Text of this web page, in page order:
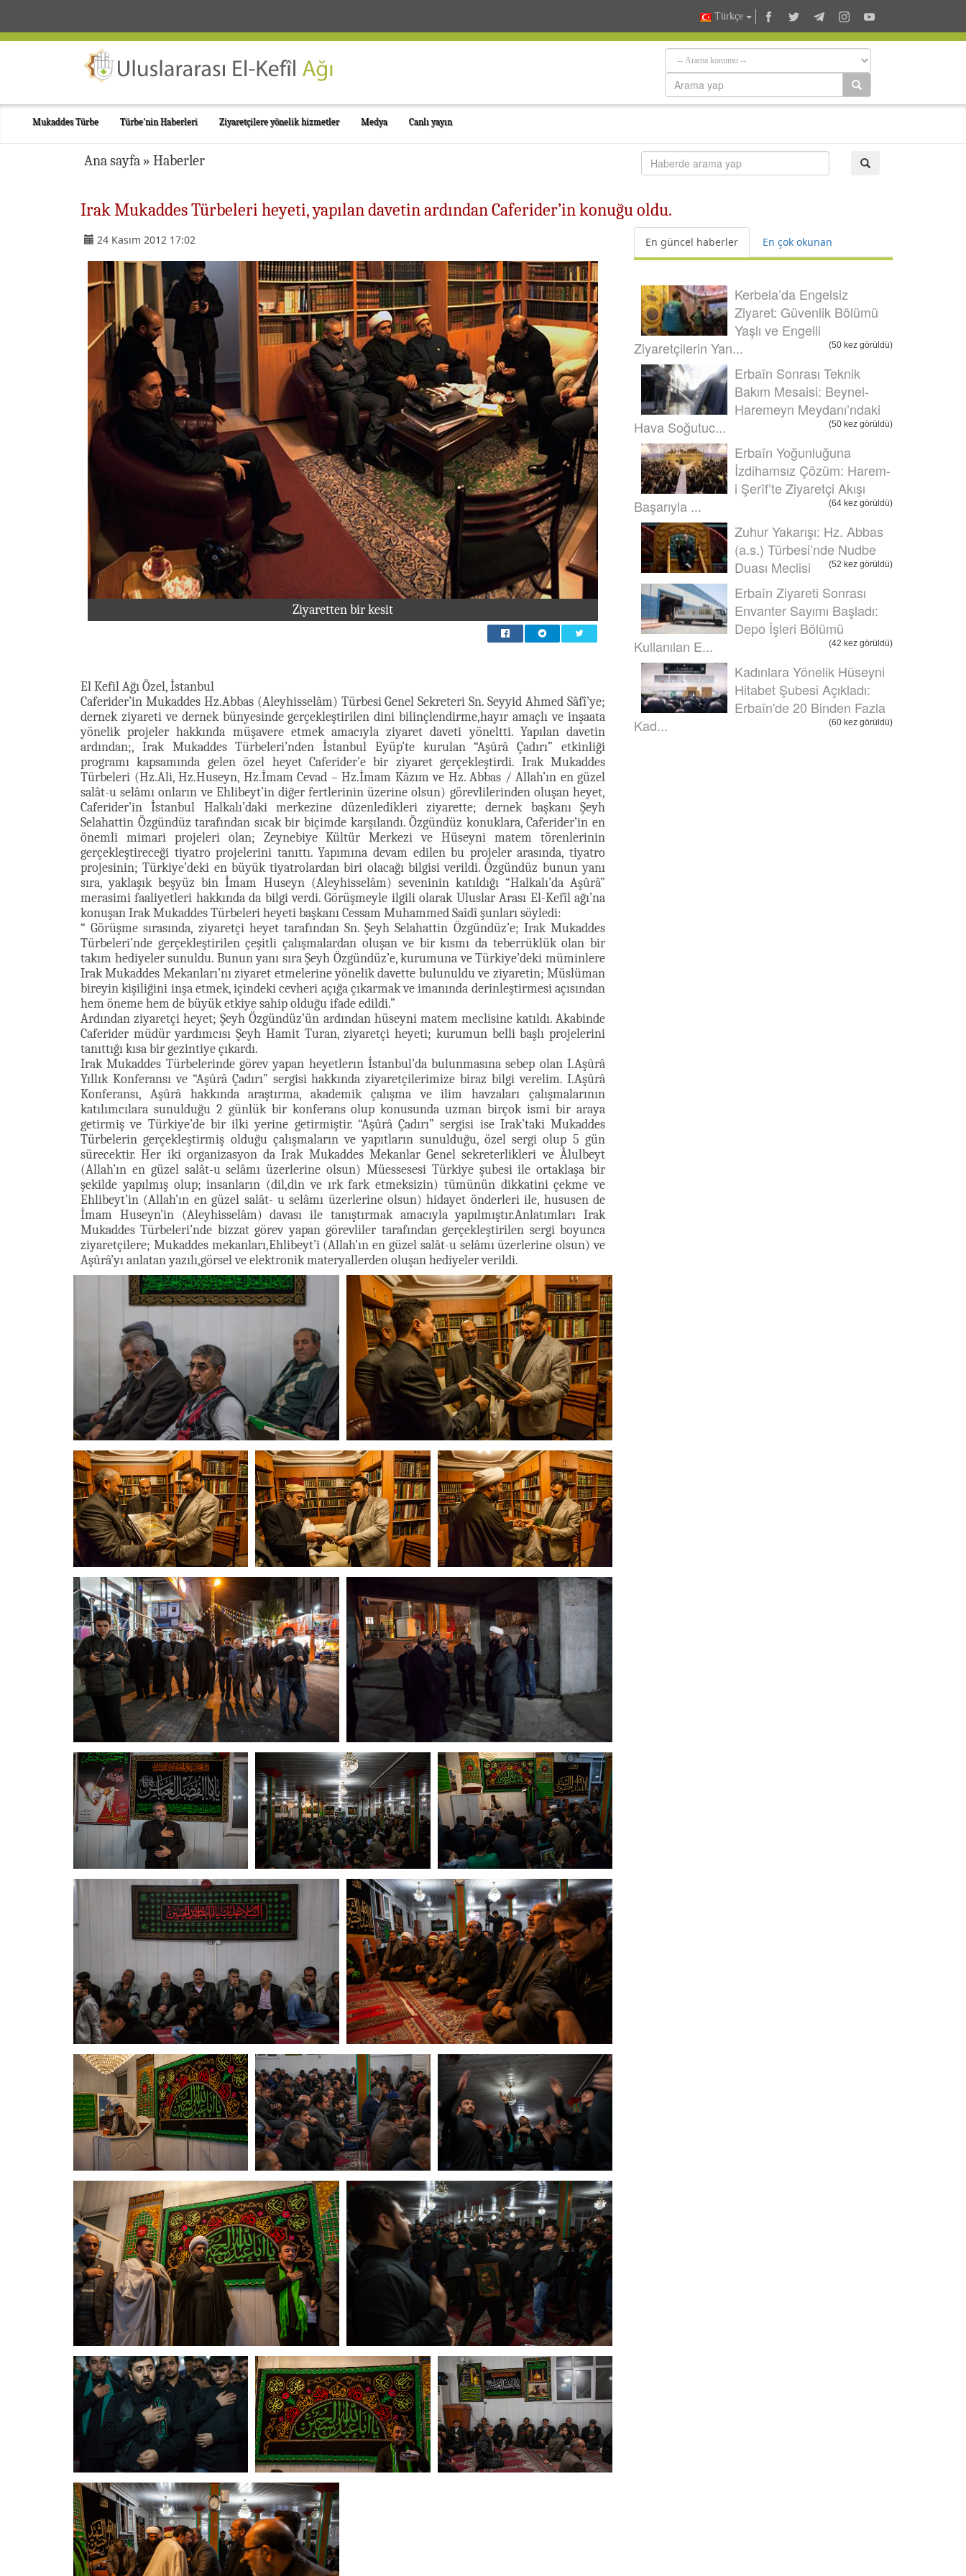
Türkçe
Mukaddes Türbe Türbe'nin Haberleri Ziyaretçilere yönelik hizmetler Medya Canlı yayın
Ana sayfa » Haberler
Irak Mukaddes Türbeleri heyeti, yapılan davetin ardından Caferider’in konuğu oldu.
24 Kasım 2012 17:02
Ziyaretten bir kesit
El Kefil Ağı Özel, İstanbul
Caferider’in Mukaddes Hz.Abbas (Aleyhisselâm) Türbesi Genel Sekreteri Sn. Seyyid Ahmed Sâfî’ye;
dernek ziyareti ve dernek bünyesinde gerçekleştirilen dini bilinçlendirme,hayır amaçlı ve inşaata
yönelik projeler hakkında müşavere etmek amacıyla ziyaret daveti yöneltti. Yapılan davetin
ardından;, Irak Mukaddes Türbeleri’nden İstanbul Eyüp’te kurulan “Aşûrâ Çadırı” etkinliği
programı kapsamında gelen özel heyet Caferider’e bir ziyaret gerçekleştirdi. Irak Mukaddes
Türbeleri (Hz.Ali, Hz.Huseyn, Hz.İmam Cevad – Hz.İmam Kâzım ve Hz. Abbas / Allah’ın en güzel
salât-u selâmı onların ve Ehlibeyt’in diğer fertlerinin üzerine olsun) görevlilerinden oluşan heyet,
Caferider’in İstanbul Halkalı’daki merkezine düzenledikleri ziyarette; dernek başkanı Şeyh
Selahattin Özgündüz tarafından sıcak bir biçimde karşılandı. Özgündüz konuklara, Caferider’in en
önemli mimari projeleri olan; Zeynebiye Kültür Merkezi ve Hüseyni matem törenlerinin
gerçekleştireceği tiyatro projelerini tanıttı. Yapımına devam edilen bu projeler arasında, tiyatro
projesinin; Türkiye’deki en büyük tiyatrolardan biri olacağı bilgisi verildi. Özgündüz bunun yanı
sıra, yaklaşık beşyüz bin İmam Huseyn (Aleyhisselâm) seveninin katıldığı “Halkalı’da Aşûrâ”
merasimi faaliyetleri hakkında da bilgi verdi. Görüşmeyle ilgili olarak Uluslar Arası El-Kefîl ağı’na
konuşan Irak Mukaddes Türbeleri heyeti başkanı Cessam Muhammed Saîdî şunları söyledi:
“ Görüşme sırasında, ziyaretçi heyet tarafından Sn. Şeyh Selahattin Özgündüz’e; Irak Mukaddes
Türbeleri’nde gerçekleştirilen çeşitli çalışmalardan oluşan ve bir kısmı da teberrüklük olan bir
takım hediyeler sunuldu. Bunun yanı sıra Şeyh Özgündüz’e, kurumuna ve Türkiye’deki müminlere
Irak Mukaddes Mekanları’nı ziyaret etmelerine yönelik davette bulunuldu ve ziyaretin; Müslüman
bireyin kişiliğini inşa etmek, içindeki cevheri açığa çıkarmak ve imanında derinleştirmesi açısından
hem öneme hem de büyük etkiye sahip olduğu ifade edildi.”
Ardından ziyaretçi heyet; Şeyh Özgündüz’ün ardından hüseyni matem meclisine katıldı. Akabinde
Caferider müdür yardımcısı Şeyh Hamit Turan, ziyaretçi heyeti; kurumun belli başlı projelerini
tanıttığı kısa bir gezintiye çıkardı.
Irak Mukaddes Türbelerinde görev yapan heyetlerın İstanbul’da bulunmasına sebep olan I.Aşûrâ
Yıllık Konferansı ve “Aşûrâ Çadırı” sergisi hakkında ziyaretçilerimize biraz bilgi verelim. I.Aşûrâ
Konferansı, Aşûrâ hakkında araştırma, akademik çalışma ve ilim havzaları çalışmalarının
katılımcılara sunulduğu 2 günlük bir konferans olup konusunda uzman birçok ismi bir araya
getirmiş ve Türkiye’de bir ilki yerine getirmiştir. “Aşûrâ Çadırı” sergisi ise Irak’taki Mukaddes
Türbelerin gerçekleştirmiş olduğu çalışmaların ve yapıtların sunulduğu, özel sergi olup 5 gün
sürecektir. Her iki organizasyon da Irak Mukaddes Mekanlar Genel sekreterlikleri ve Âlulbeyt
(Allah’ın en güzel salât-u selâmı üzerlerine olsun) Müessesesi Türkiye şubesi ile ortaklaşa bir
şekilde yapılmış olup; insanların (dil,din ve ırk fark etmeksizin) tümünün dikkatini çekme ve
Ehlibeyt’in (Allah’ın en güzel salât- u selâmı üzerlerine olsun) hidayet önderleri ile, hususen de
İmam Huseyn’in (Aleyhisselâm) davası ile tanıştırmak amacıyla yapılmıştır.Anlatımları Irak
Mukaddes Türbeleri’nde bizzat görev yapan görevliler tarafından gerçekleştirilen sergi boyunca
ziyaretçilere; Mukaddes mekanları,Ehlibeyt’i (Allah’ın en güzel salât-u selâmı üzerlerine olsun) ve
Aşûrâ’yı anlatan yazılı,görsel ve elektronik materyallerden oluşan hediyeler verildi.
En güncel haberler En çok okunan
Kerbela’da Engelsiz
Ziyaret: Güvenlik Bölümü
Yaşlı ve Engelli
Ziyaretçilerin Yan...
(50 kez görüldü)
Erbaîn Sonrası Teknik
Bakım Mesaisi: Beynel-
Haremeyn Meydanı’ndaki
Hava Soğutuc...
(50 kez görüldü)
Erbaîn Yoğunluğuna
İzdihamsız Çözüm: Harem-
i Şerîf’te Ziyaretçi Akışı
Başarıyla ...
(64 kez görüldü)
Zuhur Yakarışı: Hz. Abbas
(a.s.) Türbesi’nde Nudbe
Duası Meclisi
(52 kez görüldü)
Erbaîn Ziyareti Sonrası
Envanter Sayımı Başladı:
Depo İşleri Bölümü
Kullanılan E...
(42 kez görüldü)
Kadınlara Yönelik Hüseyni
Hitabet Şubesi Açıkladı:
Erbaîn'de 20 Binden Fazla
Kad...
(60 kez görüldü)